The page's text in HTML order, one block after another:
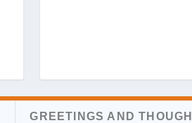
GREETINGS AND